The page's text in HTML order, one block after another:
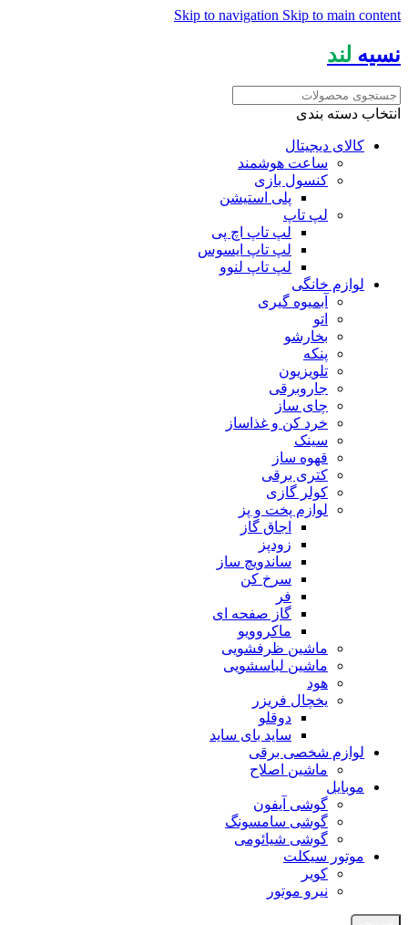
Skip to navigation Skip to main content
نسیه لند
انتخاب دسته بندی
کالای دیجیتال
ساعت هوشمند
کنسول بازی
پلی استیشن
لپ تاپ
لپ تاپ اچ پی
لپ تاپ ایسوس
لپ تاپ لنوو
لوازم خانگی
آبمیوه گیری
اتو
بخارشو
پنکه
تلویزیون
جاروبرقی
چای ساز
خرد کن و غذاساز
سینک
قهوه ساز
کتری برقی
کولر گازی
لوازم پخت و پز
اجاق گاز
زودپز
ساندویچ ساز
سرخ کن
فر
گاز صفحه ای
ماکروویو
ماشین ظرفشویی
ماشین لباسشویی
هود
یخچال فریزر
دوقلو
ساید بای ساید
لوازم شخصی برقی
ماشین اصلاح
موبایل
گوشی آیفون
گوشی سامسونگ
گوشی شیائومی
موتور سیکلت
کویر
نیرو موتور